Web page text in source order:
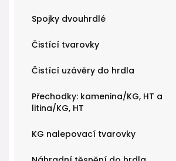
Spojky dvouhrdlé
Čistící tvarovky
Čistící uzávěry do hrdla
Přechodky: kamenina/KG, HT a
litina/KG, HT
KG nalepovací tvarovky